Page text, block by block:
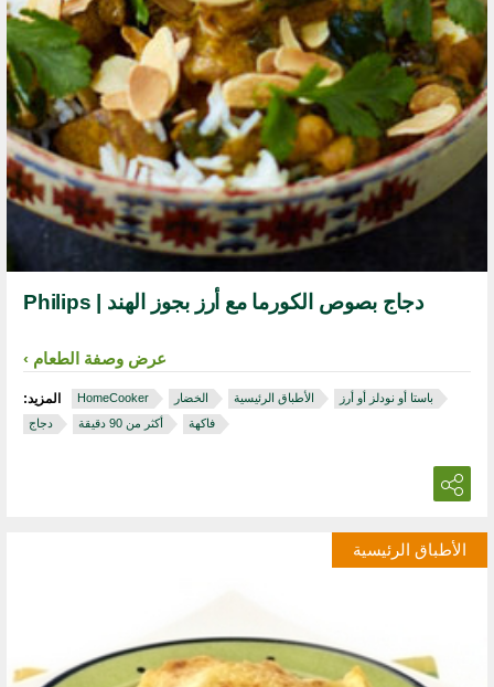
دجاج بصوص الكورما مع أرز بجوز الهند | Philips
عرض وصفة الطعام
المزيد: HomeCooker الخضار الأطباق الرئيسية
باستا أو نودلز أو أرز
دجاج
أكثر من 90 دقيقة فاكهة
الأطباق الرئيسية